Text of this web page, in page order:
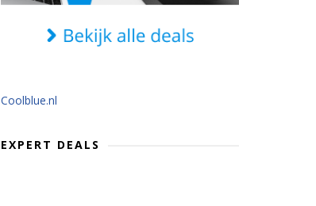
Coolblue.nl
EXPERT DEALS